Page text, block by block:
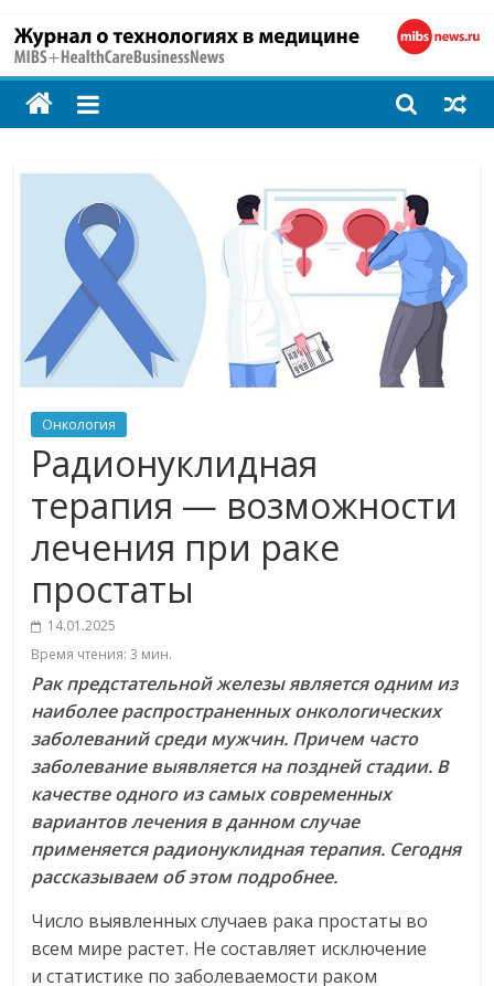
MIBS
+
Технологии
страже
здоровья
Онкология
Радионуклидная
терапия — возможности
лечения при раке
простаты
14.01.2025
Время чтения:3 мин.
Рак предстательной железы является одним из
наиболее распространенных онкологических
заболеваний среди мужчин. Причем часто
заболевание выявляется на поздней стадии. В
качестве одного из самых современных
вариантов лечения в данном случае
применяется радионуклидная терапия. Сегодня
рассказываем об этом подробнее.
Число выявленных случаев рака простаты во
всем мире растет. Не составляет исключение
и статистике по заболеваемости раком